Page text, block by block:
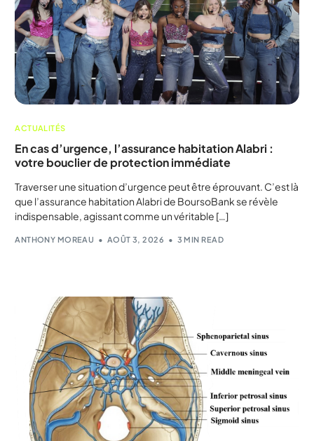
ACTUALITÉS
En cas d’urgence, l’assurance habitation Alabri :
votre bouclier de protection immédiate
Traverser une situation d’urgence peut être éprouvant. C’est là
que l’assurance habitation Alabri de BoursoBank se révèle
indispensable, agissant comme un véritable […]
ANTHONY MOREAU AOÛT 3, 2026 3 MIN READ